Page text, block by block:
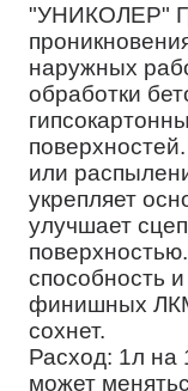
"УНИКОЛЕР"
наружных
обработки
или
укрепляет
улучшает
способность
финишных
сохнет.
Расход: 1л на
может